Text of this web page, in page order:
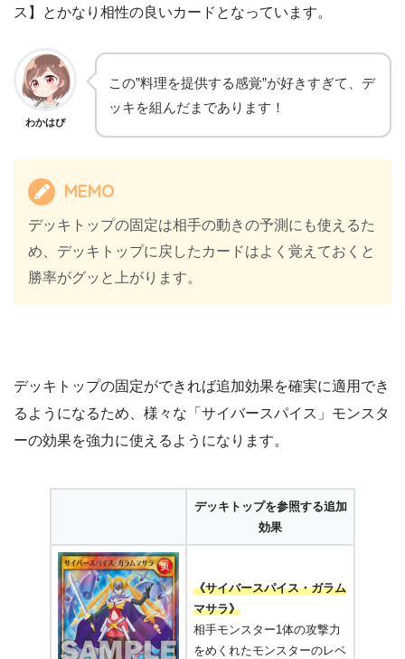
ス】とかなり相性の良いカードとなっています。
わかはぴ
この”料理を提供する感覚”が好きすぎて、デ
ッキを組んだまであります！
MEMO
デッキトップの固定は相手の動きの予測にも使えるた
め、デッキトップに戻したカードはよく覚えておくと
勝率がグッと上がります。
デッキトップの固定ができれば追加効果を確実に適用でき
るようになるため、様々な「サイバースパイス」モンスタ
ーの効果を強力に使えるようになります。
デッキトップを参照する追加
効果
《サイバースパイス・ガラム
マサラ》
相手モンスター1体の攻撃力
をめくれたモンスターのレベ